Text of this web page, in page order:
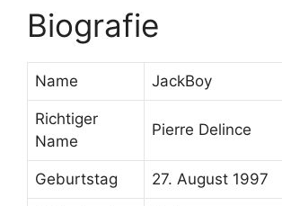
Biografie
Name JackBoy
Richtiger
Name
Pierre Delince
Geburtstag 27. August 1997